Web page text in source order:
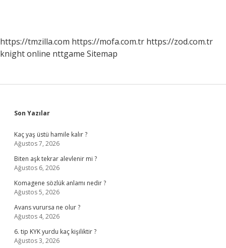
https://tmzilla.com https://mofa.com.tr https://zod.com.tr
knight online nttgame Sitemap
Sidebar
Son Yazılar
Kaç yaş üstü hamile kalır ?
Ağustos 7, 2026
Biten aşk tekrar alevlenir mi ?
Ağustos 6, 2026
Komagene sözlük anlamı nedir ?
Ağustos 5, 2026
Avans vurursa ne olur ?
Ağustos 4, 2026
6. tip KYK yurdu kaç kişiliktir ?
Ağustos 3, 2026